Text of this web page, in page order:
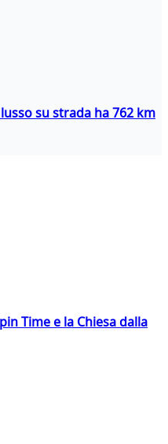
su strada ha 762 km
Time e la Chiesa dalla